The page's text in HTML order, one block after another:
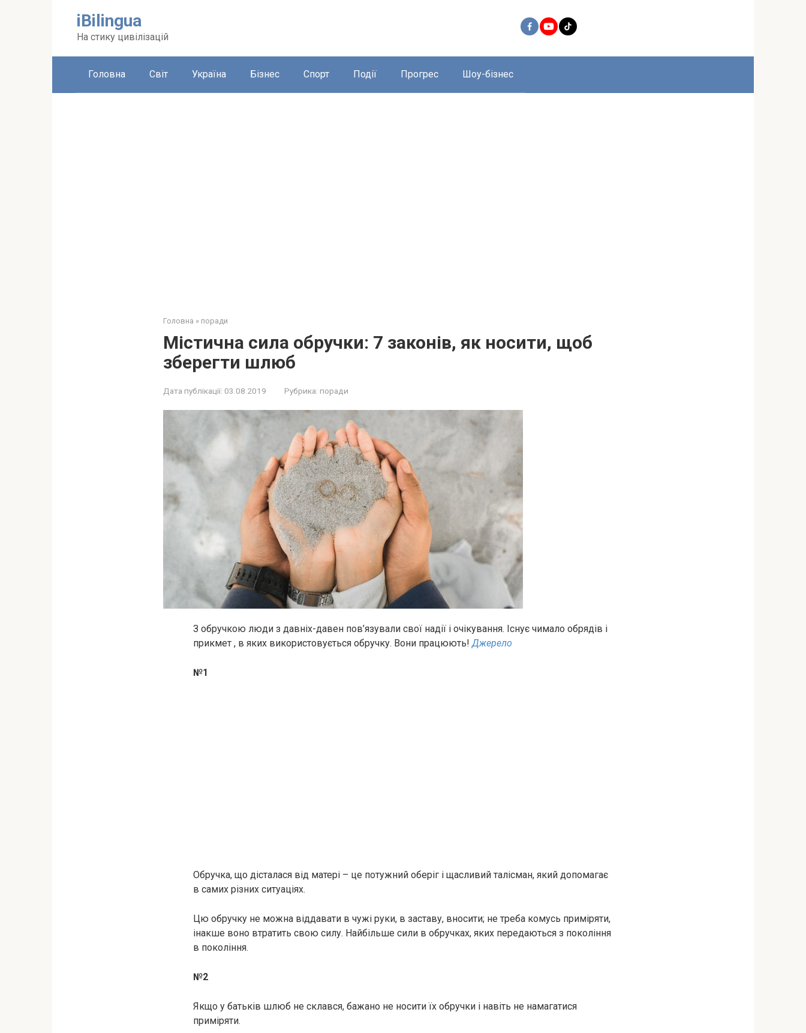
iBilingua
На стику цивілізацій
Головна Світ Україна Бізнес Спорт Події Прогрес Шоу-бізнес
Головна » поради
Містична сила обручки: 7 законів, як носити, щоб
зберегти шлюб
Дата публікації: 03.08.2019 Рубрика: поради
З обручкою люди з давніх-давен пов’язували свої надії і очікування. Існує чимало обрядів і
прикмет , в яких використовується обручку. Вони працюють!Джерело
№1
Обручка, що дісталася від матері – це потужний оберіг і щасливий талісман, який допомагає
в самих різних ситуаціях.
Цю обручку не можна віддавати в чужі руки, в заставу, вносити; не треба комусь приміряти,
інакше воно втратить свою силу. Найбільше сили в обручках, яких передаються з покоління
в покоління.
№2
Якщо у батьків шлюб не склався, бажано не носити їх обручки і навіть не намагатися
приміряти.